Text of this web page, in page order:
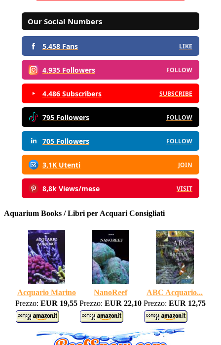
Our Social Numbers
5.458 Fans LIKE
4.935 Followers FOLLOW
4.486 Subscribers SUBSCRIBE
795 Followers FOLLOW
705 Followers FOLLOW
3,1K Utenti JOIN
8,8k Views/mese VISIT
Aquarium Books / Libri per Acquari Consigliati
Acquario Marino NanoReef
ABC Acquario...
Prezzo: EUR 19,55 Prezzo: EUR 22,10 Prezzo: EUR 12,75